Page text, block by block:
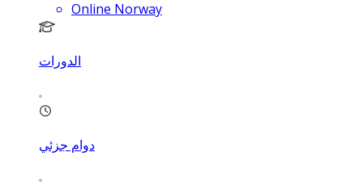
Online Norway
الدورات
دوام جزئي